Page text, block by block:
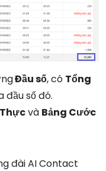
Đầu số, có Tổng
đầu số đó.
và Bảng Cước
đài AI Contact